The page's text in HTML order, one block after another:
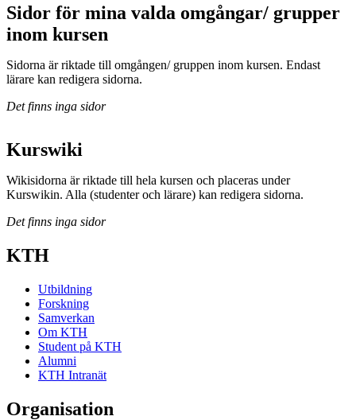
Sidor för mina valda omgångar/ grupper
inom kursen
Sidorna är riktade till omgången/ gruppen inom kursen. Endast
lärare kan redigera sidorna.
Det finns inga sidor
Kurswiki
Wikisidorna är riktade till hela kursen och placeras under
Kurswikin. Alla (studenter och lärare) kan redigera sidorna.
Det finns inga sidor
KTH
Utbildning
Forskning
Samverkan
Om KTH
Student på KTH
Alumni
KTH Intranät
Organisation